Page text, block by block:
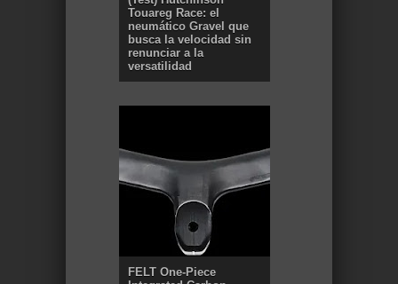
Touareg Race: el
neumático Gravel que
busca la velocidad sin
renunciar a la
versatilidad
FELT One-Piece